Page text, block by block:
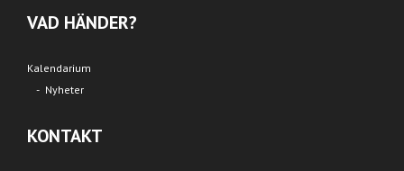
VAD HÄNDER?
Kalendarium
Nyheter
KONTAKT